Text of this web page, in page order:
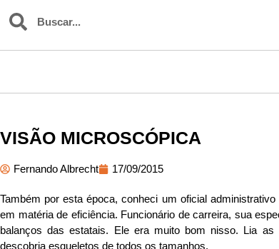
VISÃO MICROSCÓPICA
Fernando Albrecht 17/09/2015
Também por esta época, conheci um oficial
em matéria de eficiência. Funcionário de carreira, sua
balanços das estatais. Ele era muito bom nisso. Lia
descobria esqueletos de todos os tamanhos.